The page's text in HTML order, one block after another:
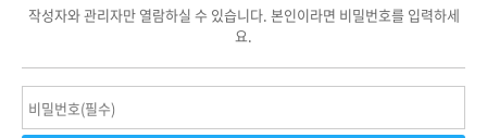
작성자와 관리자만 열람하실 수 있습니다. 본인이라면 비밀번호를 입력하세
요.